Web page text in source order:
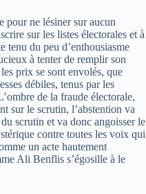
pour ne lésiner sur aucun
sur les listes électorales et à
tenu du peu d’enthousiasme
à tenter de remplir son
prix se sont envolés, que
débiles, tenus par les
de la fraude électorale,
sur le scrutin, l’abstention va
scrutin et va donc angoisser le
contre toutes les voix qui
un acte hautement
Ali Benflis s’égosille à le